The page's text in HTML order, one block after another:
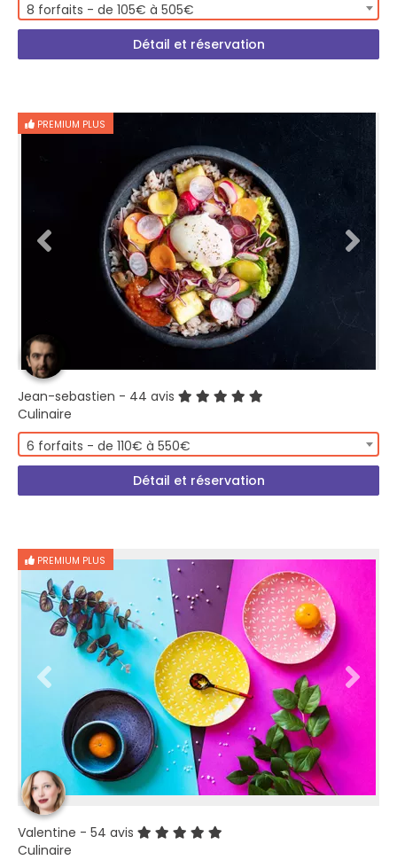
8 forfaits - de 105€ à 505€
Détail et réservation
PREMIUM PLUS
Jean-sebastien - 44 avis
Culinaire
6 forfaits - de 110€ à 550€
Détail et réservation
PREMIUM PLUS
Valentine - 54 avis
Culinaire